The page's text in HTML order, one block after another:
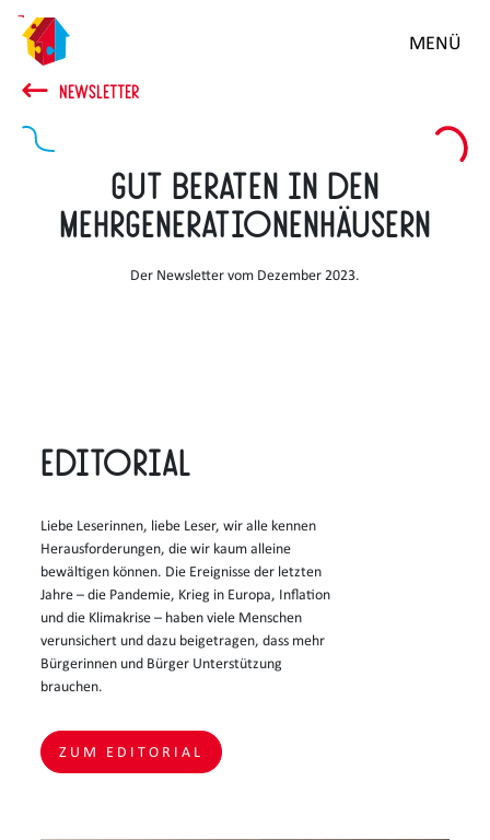
Zum
Hauptinhalt
springen
MENÜ
NEWSLETTER
Gut beraten in den
Mehrgenerationenhäusern
Der Newsletter vom Dezember 2023.
Editorial
Liebe Leserinnen, liebe Leser, wir alle kennen
Herausforderungen, die wir kaum alleine
bewältigen können. Die Ereignisse der letzten
Jahre – die Pandemie, Krieg in Europa, Inflation
und die Klimakrise – haben viele Menschen
verunsichert und dazu beigetragen, dass mehr
Bürgerinnen und Bürger Unterstützung
brauchen.
ZUM EDITORIAL